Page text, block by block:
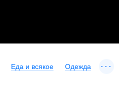
Еда и всякое Одежда ...